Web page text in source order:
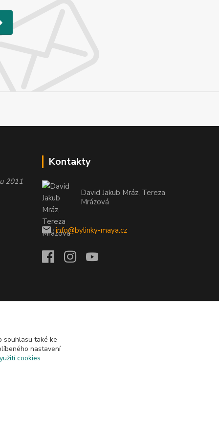
2011
Kontakty
David Jakub Mráz, Tereza
Mrázová
info@bylinky-maya.cz
souhlasu také ke
nastavení
cookies